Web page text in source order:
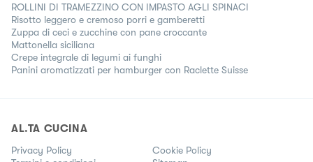
ROLLINI DI TRAMEZZINO CON IMPASTO AGLI SPINACI
Risotto leggero e cremoso porri e gamberetti
Zuppa di ceci e zucchine con pane croccante
Mattonella siciliana
Crepe integrale di legumi ai funghi
Panini aromatizzati per hamburger con Raclette Suisse
AL.TA CUCINA
Privacy Policy
Cookie Policy